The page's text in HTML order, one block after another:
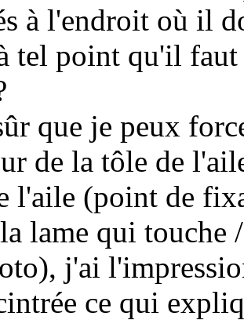
à l'endroit où il
tel point qu'il
que je peux
de la tôle de
l'aile (point de
lame qui touche
j'ai
ce qui